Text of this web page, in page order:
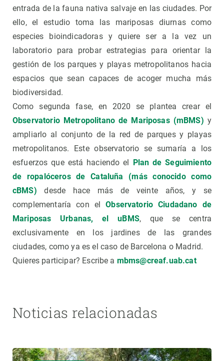
entrada de la fauna nativa salvaje en las ciudades. Por
ello, el estudio toma las mariposas diurnas como
especies bioindicadoras y quiere ser a la vez un
laboratorio para probar estrategias para orientar la
gestión de los parques y playas metropolitanos hacia
espacios que sean capaces de acoger mucha más
biodiversidad.
Como segunda fase, en 2020 se plantea crear el
Observatorio Metropolitano de Mariposas (mBMS) y
ampliarlo al conjunto de la red de parques y playas
metropolitanos. Este observatorio se sumaría a los
esfuerzos que está haciendo el Plan de Seguimiento
de ropalóceros de Cataluña (más conocido como
cBMS) desde hace más de veinte años, y se
complementaría con elObservatorio Ciudadano de
Mariposas Urbanas, el uBMS, que se centra
exclusivamente en los jardines de las grandes
ciudades, como ya es el caso de Barcelona o Madrid.
Quieres participar? Escribe a mbms@creaf.uab.cat
Noticias relacionadas